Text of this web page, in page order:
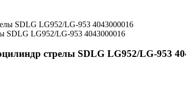
SDLG LG952/LG-953 4043000016
стрелы SDLG LG952/LG-953